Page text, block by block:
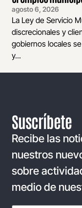
agosto 6, 2026
La Ley de Servicio
discrecionales y
gobiernos locales
y...
Suscríbete
Recibe las
nuestros
sobre
medio de